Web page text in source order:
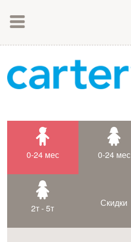
Как оплатить
Доставка товара
Контакты
0-24 мес 0-24 мес
2т - 5т Скидки